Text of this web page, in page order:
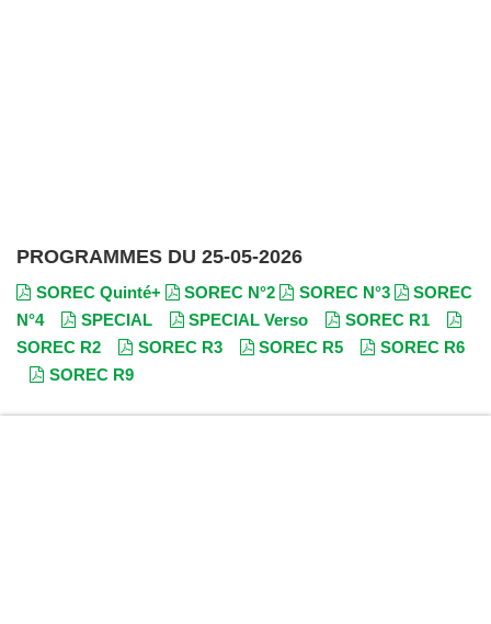
PROGRAMMES DU 25-05-2026
SOREC Quinté+ SOREC N°2 SOREC N°3
SOREC
N°4
SPECIAL SPECIAL Verso
SOREC R1
SOREC R2
SOREC R3 SOREC R5
SOREC R6
SOREC R9